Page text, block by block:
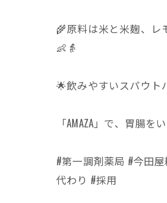
🌾原料は米と米麹、
👶👵
🌟飲みやすいスパウト
「AMAZA」で、胃腸
#第一調剤薬局 #今田
代わり #採用